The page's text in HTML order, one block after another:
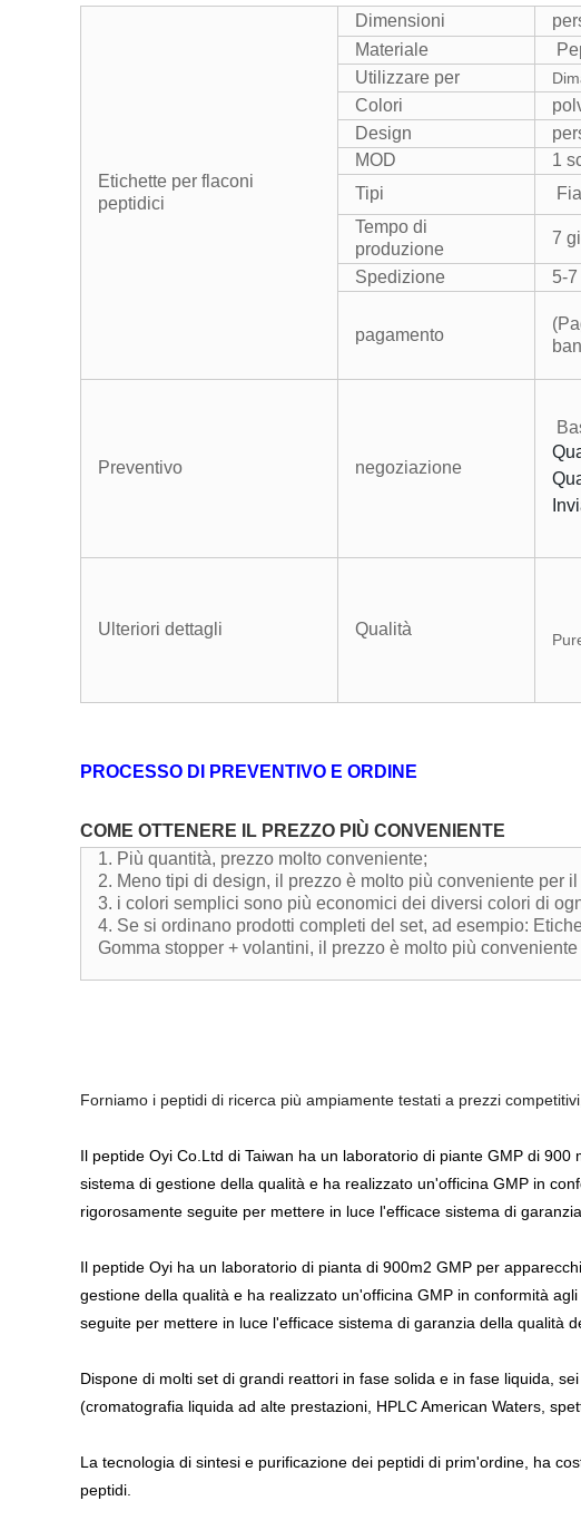
Etichette per flaconi
peptidici
Dimensioni
Materiale
Utilizzare per
Colori
Design
MOD
1
Tipi
Tempo di
produzione
7
Spedizione 5-
pagamento
Preventivo negoziazione
Ulteriori dettagli Qualità
PROCESSO DI PREVENTIVO E ORDINE
COME OTTENERE IL PREZZO PIÙ CONVENIENTE
1. Più quantità, prezzo molto conveniente;
2. Meno tipi di design, il prezzo è molto più conveniente per
3. i colori semplici sono più economici dei diversi colori di
4. Se si ordinano prodotti completi del set, ad esempio:
Gomma stopper + volantini, il prezzo è molto più
Forniamo i peptidi di ricerca più ampiamente testati a prezzi
Il peptide Oyi Co.Ltd di Taiwan ha un laboratorio di piante GMP di
sistema di gestione della qualità e ha realizzato un'officina GMP in
rigorosamente seguite per mettere in luce l'efficace sistema di
Il peptide Oyi ha un laboratorio di pianta di 900m2 GMP per
gestione della qualità e ha realizzato un'officina GMP in conformità
seguite per mettere in luce l'efficace sistema di garanzia della qualità
Dispone di molti set di grandi reattori in fase solida e in fase liquida,
(cromatografia liquida ad alte prestazioni, HPLC American Waters,
La tecnologia di sintesi e purificazione dei peptidi di prim'ordine, ha
peptidi.